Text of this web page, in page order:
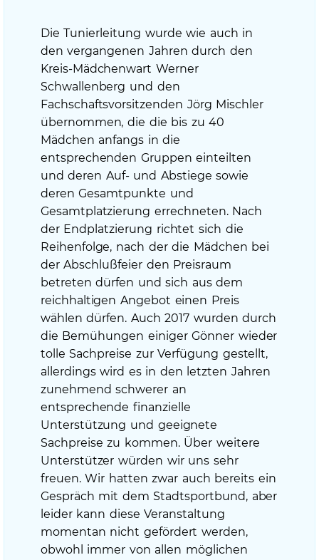
Die Tunierleitung wurde wie auch in
den vergangenen Jahren durch den
Kreis-Mädchenwart Werner
Schwallenberg und den
Fachschaftsvorsitzenden Jörg Mischler
übernommen, die die bis zu 40
Mädchen anfangs in die
entsprechenden Gruppen einteilten
und deren Auf- und Abstiege sowie
deren Gesamtpunkte und
Gesamtplatzierung errechneten. Nach
der Endplatzierung richtet sich die
Reihenfolge, nach der die Mädchen bei
der Abschlußfeier den Preisraum
betreten dürfen und sich aus dem
reichhaltigen Angebot einen Preis
wählen dürfen. Auch 2017 wurden durch
die Bemühungen einiger Gönner wieder
tolle Sachpreise zur Verfügung gestellt,
allerdings wird es in den letzten Jahren
zunehmend schwerer an
entsprechende finanzielle
Unterstützung und geeignete
Sachpreise zu kommen. Über weitere
Unterstützer würden wir uns sehr
freuen. Wir hatten zwar auch bereits ein
Gespräch mit dem Stadtsportbund, aber
leider kann diese Veranstaltung
momentan nicht gefördert werden,
obwohl immer von allen möglichen